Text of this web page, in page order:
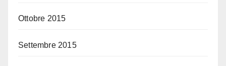
Ottobre 2015
Settembre 2015